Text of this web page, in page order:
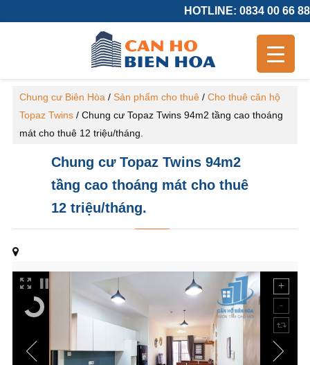
HOTLINE: 0834 00 66 88
Chung cư Biên Hòa / Sản phẩm cho thuê/ Cho thuê căn hộ
Topaz Twins/ Chung cư Topaz Twins 94m2 tầng cao thoáng
mát cho thuê 12 triệu/tháng.
Chung cư Topaz Twins 94m2
tầng cao thoáng mát cho thuê
12 triệu/tháng.